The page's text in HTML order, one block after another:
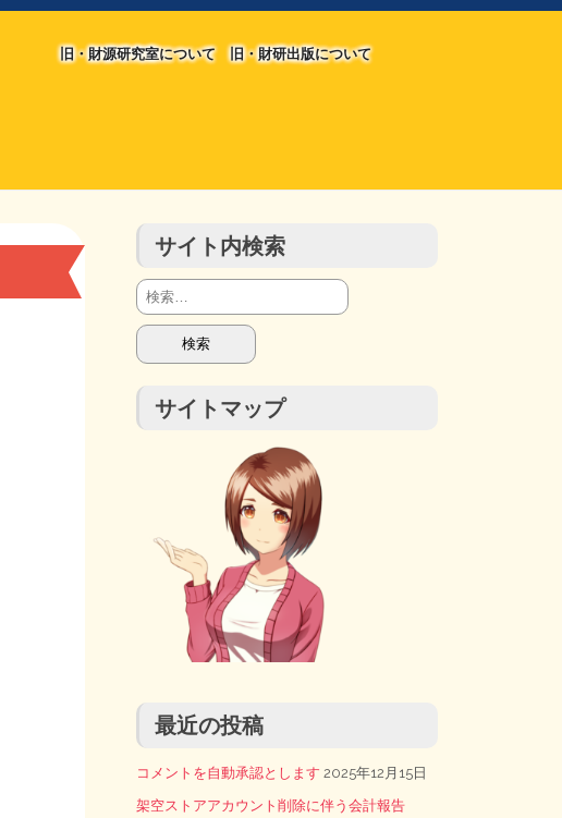
旧・財源研究室について 旧・財研出版について
サイト内検索
検
索:
サイトマップ
最近の投稿
コメントを自動承認とします 2025年12月15日
架空ストアアカウント削除に伴う会計報告